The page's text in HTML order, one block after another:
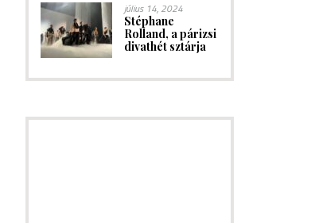
július 14, 2024
Stéphane
Rolland, a párizsi
divathét sztárja